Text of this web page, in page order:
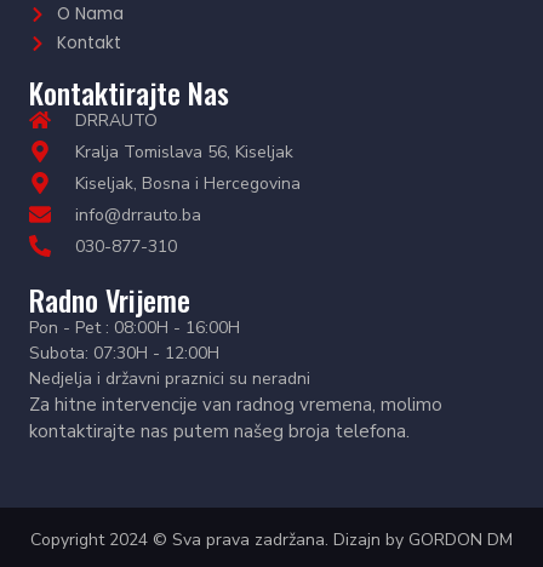
O Nama
Kontakt
Kontaktirajte Nas
DRRAUTO
Kralja Tomislava 56, Kiseljak
Kiseljak, Bosna i Hercegovina
info@drrauto.ba
030-877-310
Radno Vrijeme
Pon - Pet : 08:00H - 16:00H
Subota: 07:30H - 12:00H
Nedjelja i državni praznici su neradni
Za hitne intervencije van radnog vremena, molimo
kontaktirajte nas putem našeg broja telefona.
Copyright 2024 © Sva prava zadržana. Dizajn by GORDON DM